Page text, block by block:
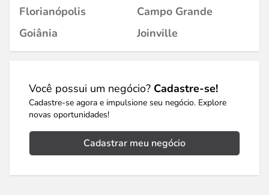
Florianópolis
Campo Grande
Goiânia
Joinville
Você possui um negócio? Cadastre-se!
Cadastre-se agora e impulsione seu negócio. Explore
novas oportunidades!
Cadastrar meu negócio